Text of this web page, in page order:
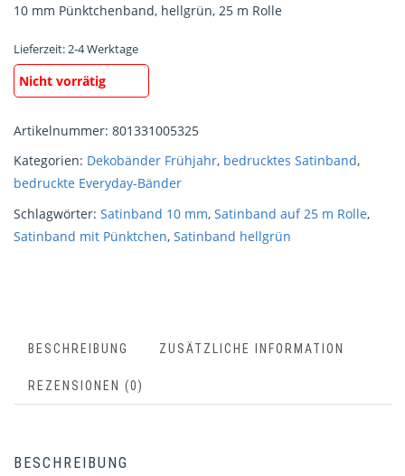
10 mm Pünktchenband, hellgrün, 25 m Rolle
Lieferzeit:2-4 Werktage
Nicht vorrätig
Artikelnummer: 801331005325
Kategorien: Dekobänder Frühjahr, bedrucktes Satinband,
bedruckte Everyday-Bänder
Schlagwörter: Satinband 10 mm, Satinband auf 25 m Rolle,
Satinband mit Pünktchen, Satinband hellgrün
BESCHREIBUNG ZUSÄTZLICHE INFORMATION
REZENSIONEN (0)
BESCHREIBUNG